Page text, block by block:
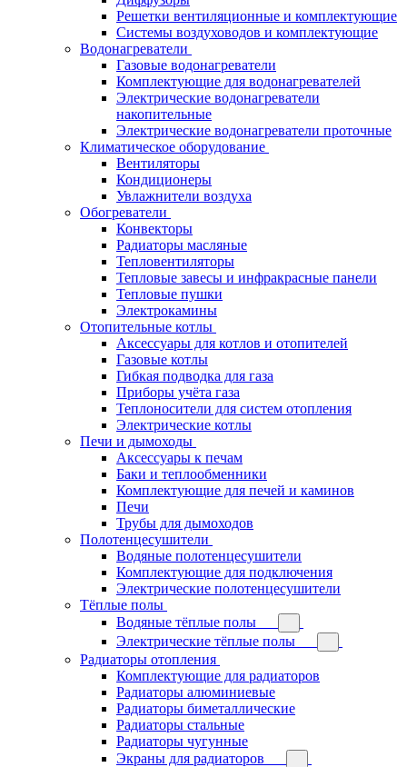
Решетки вентиляционные и комплектующие
Системы воздуховодов и комплектующие
Водонагреватели
Газовые водонагреватели
Комплектующие для водонагревателей
Электрические водонагреватели
накопительные
Электрические водонагреватели проточные
Климатическое оборудование
Вентиляторы
Кондиционеры
Увлажнители воздуха
Обогреватели
Конвекторы
Радиаторы масляные
Тепловентиляторы
Тепловые завесы и инфракрасные панели
Тепловые пушки
Электрокамины
Отопительные котлы
Аксессуары для котлов и отопителей
Газовые котлы
Гибкая подводка для газа
Приборы учёта газа
Теплоносители для систем отопления
Электрические котлы
Печи и дымоходы
Аксессуары к печам
Баки и теплообменники
Комплектующие для печей и каминов
Печи
Трубы для дымоходов
Полотенцесушители
Водяные полотенцесушители
Комплектующие для подключения
Электрические полотенцесушители
Тёплые полы
Водяные тёплые полы
Электрические тёплые полы
Радиаторы отопления
Комплектующие для радиаторов
Радиаторы алюминиевые
Радиаторы биметаллические
Радиаторы стальные
Радиаторы чугунные
Экраны для радиаторов